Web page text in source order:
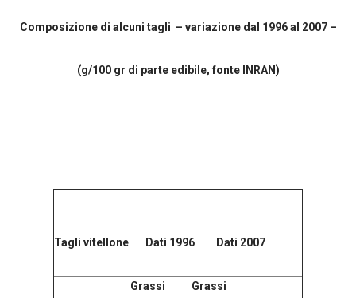
Composizione di alcuni tagli – variazione dal 1996 al 2007 –
(g/100 gr di parte edibile, fonte INRAN)
Tagli vitellone Dati 1996 Dati 2007
Grassi Grassi